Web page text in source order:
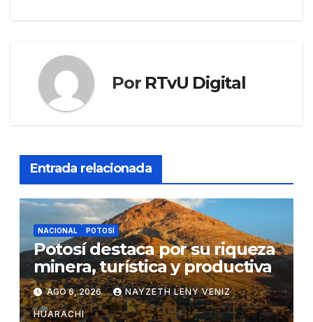
Por RTvU Digital
Entrada relacionada
NACIONAL POTOSÍ
Potosí destaca por su riqueza
minera, turística y productiva
AGO 6, 2026 NAYZETH LENY VENIZ
HUARACHI